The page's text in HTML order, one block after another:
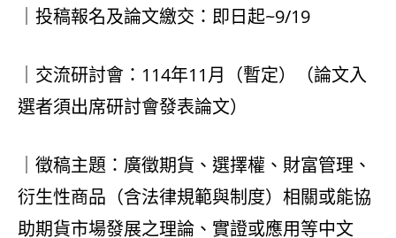
｜投稿報名及論文繳交：即日起~9/19
｜交流研討會：114年11月（暫定）（論文入
選者須出席研討會發表論文）
｜徵稿主題：廣徵期貨、選擇權、財富管理、
衍生性商品（含法律規範與制度）相關或能協
助期貨市場發展之理論、實證或應用等中文